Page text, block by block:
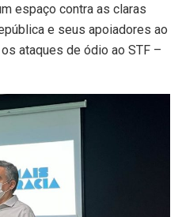
espaço contra as claras
e seus apoiadores ao
ataques de ódio ao STF –